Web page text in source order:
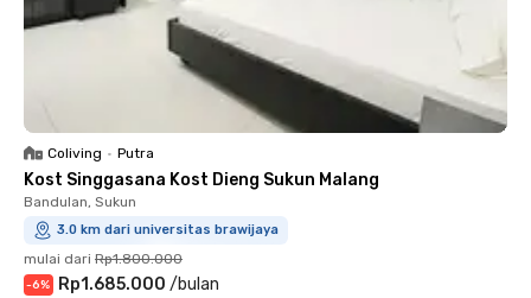
Coliving • Putra
Kost Singgasana Kost Dieng Sukun Malang
Bandulan, Sukun
3.0 km dari universitas brawijaya
mulai dari Rp1.800.000
-6% Rp1.685.000 /bulan